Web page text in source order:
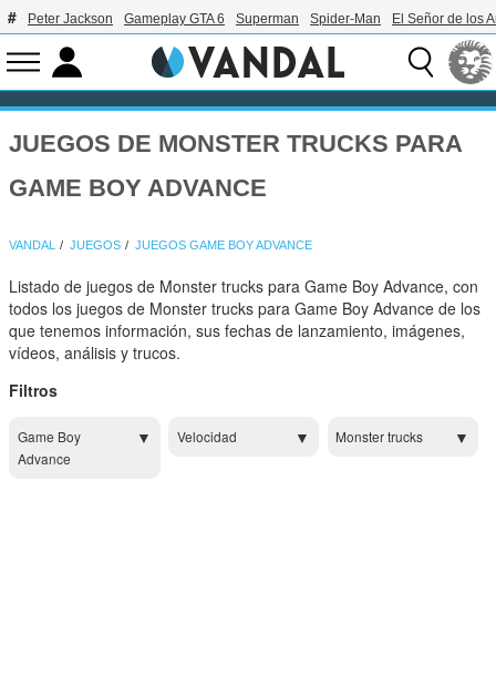
Peter Jackson Gameplay GTA 6 Superman Spider-Man El Señor de los
JUEGOS DE MONSTER TRUCKS PARA
GAME BOY ADVANCE
VANDAL JUEGOS JUEGOS GAME BOY ADVANCE
Listado de juegos de Monster trucks para Game Boy Advance, con
todos los juegos de Monster trucks para Game Boy Advance de los
que tenemos información, sus fechas de lanzamiento, imágenes,
vídeos, análisis y trucos.
Filtros
Game Boy
Advance
Velocidad Monster trucks